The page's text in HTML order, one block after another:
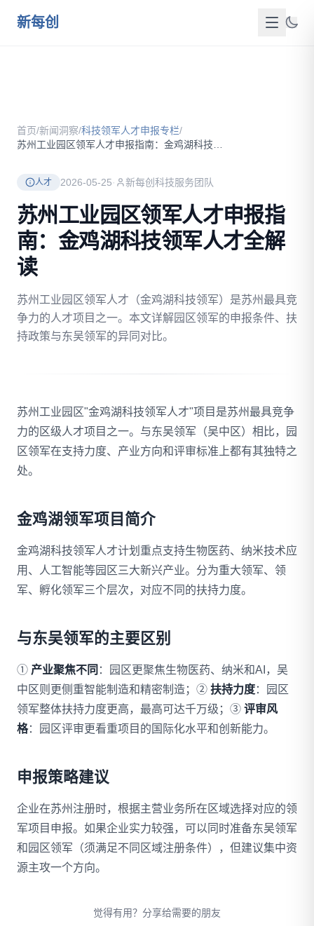
新每创
服务介绍
新闻洞察
政策资源
FAQ
联系我们
首页/新闻洞察/科技领军人才申报专栏/
人才 2026-05-25· 新每创科技服务团队
苏州工业园区领军人才申报指
南：金鸡湖科技领军人才全解
读
苏州工业园区领军人才（金鸡湖科技领军）是苏州最具竞
争力的人才项目之一。本文详解园区领军的申报条件、扶
持政策与东吴领军的异同对比。
苏州工业园区"金鸡湖科技领军人才"项目是苏州最具竞争
力的区级人才项目之一。与东吴领军（吴中区）相比，园
区领军在支持力度、产业方向和评审标准上都有其独特之
处。
金鸡湖领军项目简介
金鸡湖科技领军人才计划重点支持生物医药、纳米技术应
用、人工智能等园区三大新兴产业。分为重大领军、领
军、孵化领军三个层次，对应不同的扶持力度。
与东吴领军的主要区别
① 产业聚焦不同 ：园区更聚焦生物医药、纳米和AI，吴
中区则更侧重智能制造和精密制造；② 扶持力度：园区
领军整体扶持力度更高，最高可达千万级；③ 评审风
格：园区评审更看重项目的国际化水平和创新能力。
申报策略建议
企业在苏州注册时，根据主营业务所在区域选择对应的领
军项目申报。如果企业实力较强，可以同时准备东吴领军
和园区领军（须满足不同区域注册条件），但建议集中资
源主攻一个方向。
觉得有用？分享给需要的朋友